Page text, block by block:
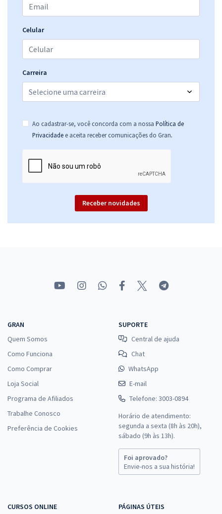
Celular
Carreira
Ao cadastrar-se, você concorda com a nossa Política de
Privacidade e aceita receber comunicações do Gran.
Receber novidades
GRAN
Quem Somos
Como Funciona
Como Comprar
Loja Social
Programa de Afiliados
Trabalhe Conosco
Preferência de Cookies
SUPORTE
Central de ajuda
Chat
WhatsApp
E-mail
Telefone: 3003-0894
Horário de atendimento:
segunda a sexta (8h às 20h),
sábado (9h às 13h).
Foi aprovado?
Envie-nos a sua história!
CURSOS ONLINE PÁGINAS ÚTEIS